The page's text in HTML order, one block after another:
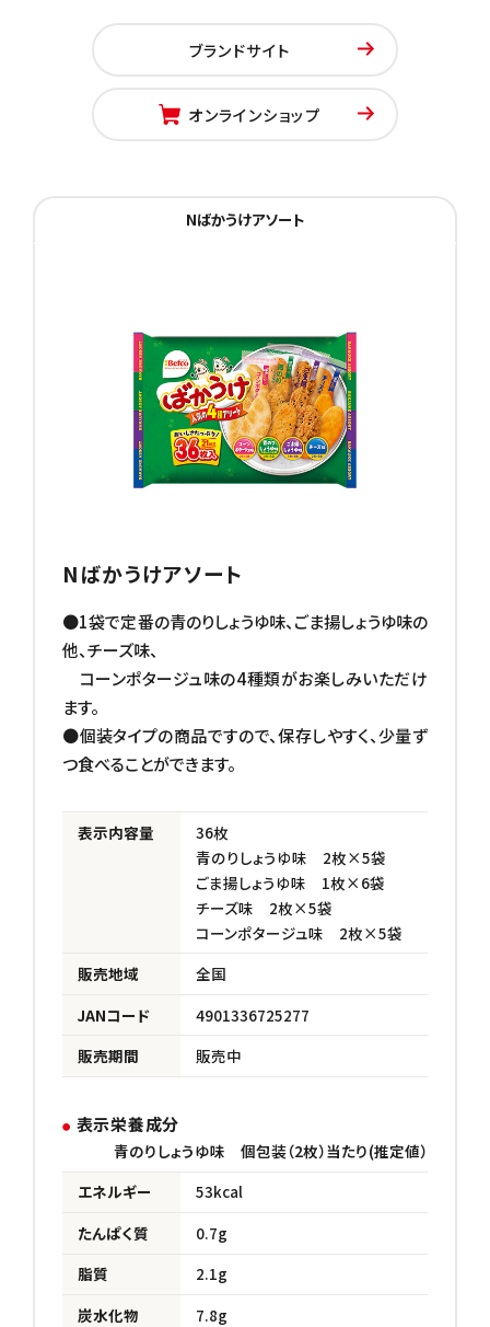
ブランドサイト
オンラインショップ
Nばかうけアソート
Nばかうけアソート
●1袋で定番の青のりしょうゆ味、ごま揚しょうゆ味の
他、チーズ味、
コーンポタージュ味の4種類がお楽しみいただけ
ます。
●個装タイプの商品ですので、保存しやすく、少量ず
つ食べることができます。
表示内容量
36枚
青のりしょうゆ味 2枚×5袋
ごま揚しょうゆ味 1枚×6袋
チーズ味 2枚×5袋
コーンポタージュ味 2枚×5袋
販売地域
全国
JANコード
4901336725277
販売期間
販売中
表示栄養成分
青のりしょうゆ味 個包装（2枚）当たり(推定値）
エネルギー
53kcal
たんぱく質
0.7g
脂質
2.1g
炭水化物
7.8g